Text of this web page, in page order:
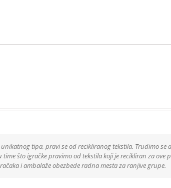
tipa, pravi se od recikliranog tekstila. Trudimo se
što igračke pravimo od tekstila koji je recikliran za ove
i ambalaže obezbede radna mesta za ranjive grupe.